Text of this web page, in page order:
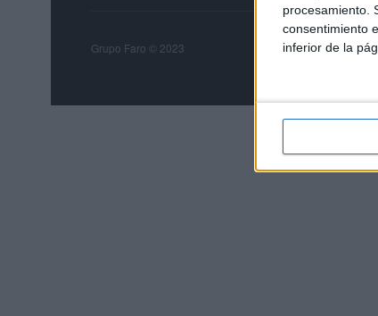
procesamiento.
consentimiento
inferior de la
Grupo Faro
Grupo Faro © 2023